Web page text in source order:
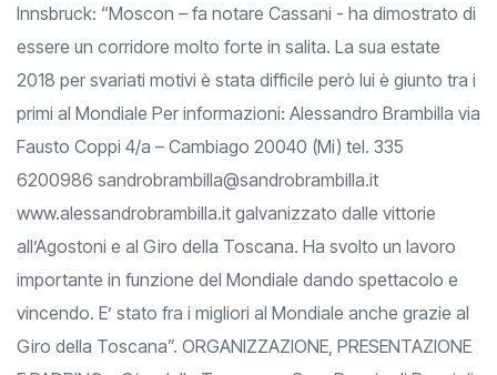
Innsbruck: “Moscon – fa notare Cassani - ha dimostrato di
essere un corridore molto forte in salita. La sua estate
2018 per svariati motivi è stata difficile però lui è giunto tra i
primi al Mondiale Per informazioni: Alessandro Brambilla via
Fausto Coppi 4/a – Cambiago 20040 (Mi) tel. 335
6200986 sandrobrambilla@sandrobrambilla.it
www.alessandrobrambilla.it galvanizzato dalle vittorie
all’Agostoni e al Giro della Toscana. Ha svolto un lavoro
importante in funzione del Mondiale dando spettacolo e
vincendo. E’ stato fra i migliori al Mondiale anche grazie al
Giro della Toscana”. ORGANIZZAZIONE, PRESENTAZIONE